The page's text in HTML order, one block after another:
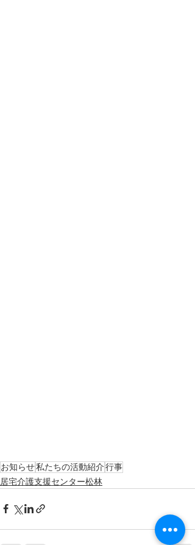
お知らせ私たちの活動紹介行事
居宅介護支援センター松林